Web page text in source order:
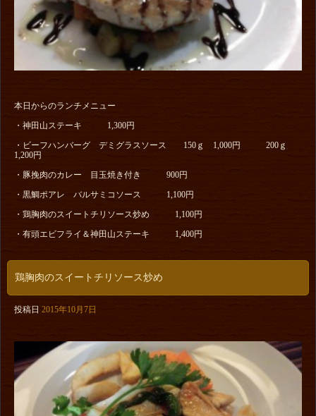
本日からのランチメニュー
・神田山ステーキ 1,300円
・ビーフハンバーグ デミグラスソース 150ｇ 1,000円 200ｇ
1,200円
・豚挽肉のカレー 目玉焼き付き 900円
・黒鯛ポアレ バルサミコソース 1,100円
・鶏胸肉のスイートチリソース炒め 1,100円
・有頭エビフライ＆神田山ステーキ 1,400円
鶏胸肉のスイートチリソース炒め
投稿日 2015年10月7日